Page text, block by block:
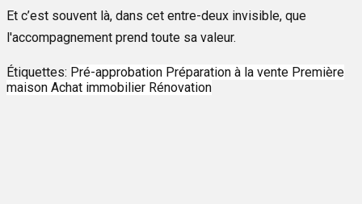
Et c’est souvent là, dans cet entre-deux invisible, que
l'accompagnement prend toute sa valeur.
Étiquettes: Pré-approbation Préparation à la vente Première
maison Achat immobilier Rénovation